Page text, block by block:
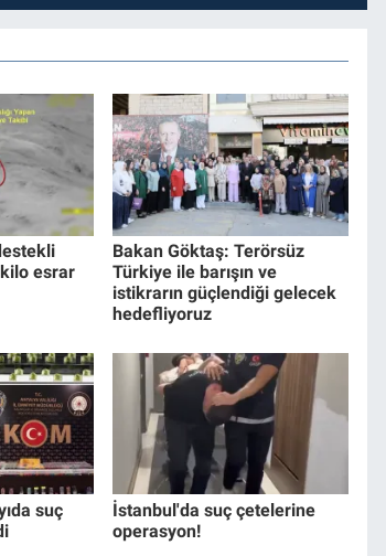
esrar
Bakan Göktaş: Terörsüz
Türkiye ile barışın ve
istikrarın güçlendiği gelecek
hedefliyoruz
suç
İstanbul'da suç çetelerine
operasyon!